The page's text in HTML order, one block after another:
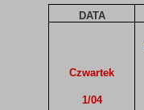
DATA
Czwartek
1/04